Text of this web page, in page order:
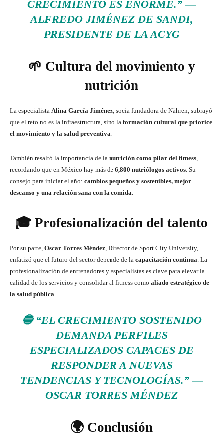
CRECIMIENTO ES ENORME.”—
ALFREDO JIMÉNEZ DE SANDI,
PRESIDENTE DE LA ACYG
🌱 Cultura del movimiento y
nutrición
La especialista Alina García Jiménez , socia fundadora de Nähren, subrayó
que el reto no es la infraestructura, sino la formación cultural que priorice
el movimiento y la salud preventiva
También resaltó la importancia de la nutrición como pilar del fitness
recordando que en México hay más de 6,800 nutriólogos activos . Su
consejo para iniciar el año: cambios pequeños y sostenibles, mejor
descanso y una relación sana con la comida
🎓 Profesionalización del talento
Por su parte, Oscar Torres Méndez , Director de Sport City University,
enfatizó que el futuro del sector depende de la capacitación continua . La
profesionalización de entrenadores y especialistas es clave para elevar la
calidad de los servicios y consolidar al fitness como aliado estratégico de
la salud pública
🔵 “EL CRECIMIENTO SOSTENIDO
DEMANDA PERFILES
ESPECIALIZADOS CAPACES DE
RESPONDER A NUEVAS
TENDENCIAS Y TECNOLOGÍAS.”—
OSCAR TORRES MÉNDEZ
🌍 Conclusión